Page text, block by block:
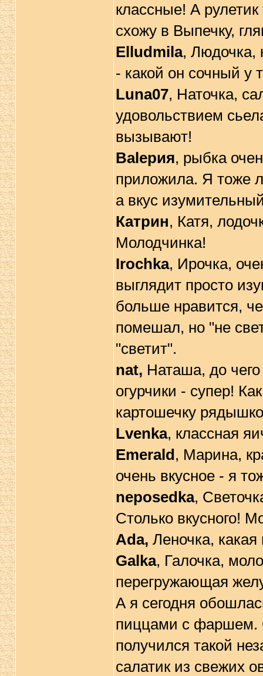
классные! А
схожу в Выпечку,
Elludmila, Людочка,
- какой он сочный у
Luna07, Наточка,
удовольствием
вызывают!
Вalерия, рыбка
приложила. Я тоже
а вкус
Катрин, Катя,
Молодчинка!
Irochka, Ирочка,
выглядит просто
больше нравится,
помешал, но "не
"светит".
nat, Наташа, до
огурчики - супер!
картошечку
Lvenka, классная
Emerald, Марина,
очень вкусное - я
neposedka,
Столько вкусного!
Ada, Леночка, какая
Galka, Галочка,
перегружающая
А я сегодня
пиццами с фаршем.
получился такой
сaлатик из свежих